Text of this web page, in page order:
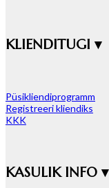
KLIENDITUGI ▾
Püsikliendiprogramm
Registreeri kliendiks
KKK
KASULIK INFO ▾